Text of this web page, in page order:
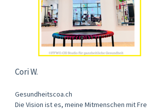
Cori W.
Gesundheitscoa.ch
Die Vision ist es, meine Mitmenschen mit